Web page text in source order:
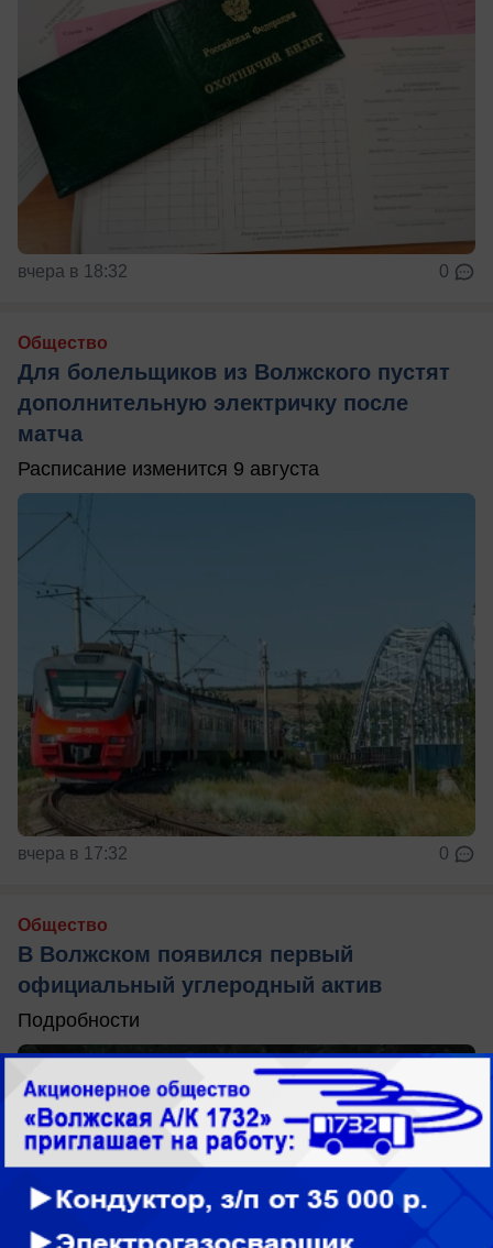
вчера в 18:32 0
Общество
Для болельщиков из Волжского пустят
дополнительную электричку после
матча
Расписание изменится 9 августа
вчера в 17:32 0
Общество
В Волжском появился первый
официальный углеродный актив
Подробности